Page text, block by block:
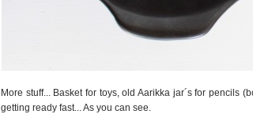
More stuff... Basket for toys, old Aarikka jar´s for pencils
getting ready fast... As you can see.